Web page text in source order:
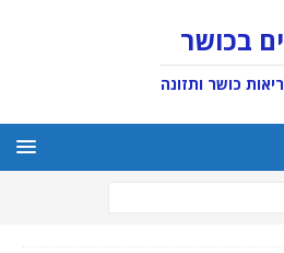
בכושר
כושר ותזונה